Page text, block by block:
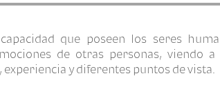
que poseen los seres
de otras personas, viendo
y diferentes puntos de vista.